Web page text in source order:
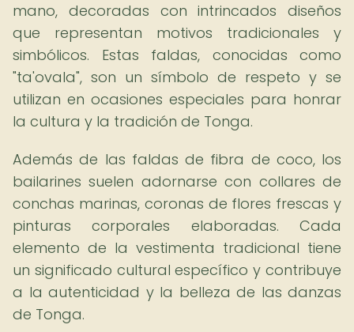
mano, decoradas con intrincados diseños
que representan motivos tradicionales y
simbólicos. Estas faldas, conocidas como
"ta'ovala", son un símbolo de respeto y se
utilizan en ocasiones especiales para honrar
la cultura y la tradición de Tonga.
Además de las faldas de fibra de coco, los
bailarines suelen adornarse con collares de
conchas marinas, coronas de flores frescas y
pinturas corporales elaboradas. Cada
elemento de la vestimenta tradicional tiene
un significado cultural específico y contribuye
a la autenticidad y la belleza de las danzas
de Tonga.